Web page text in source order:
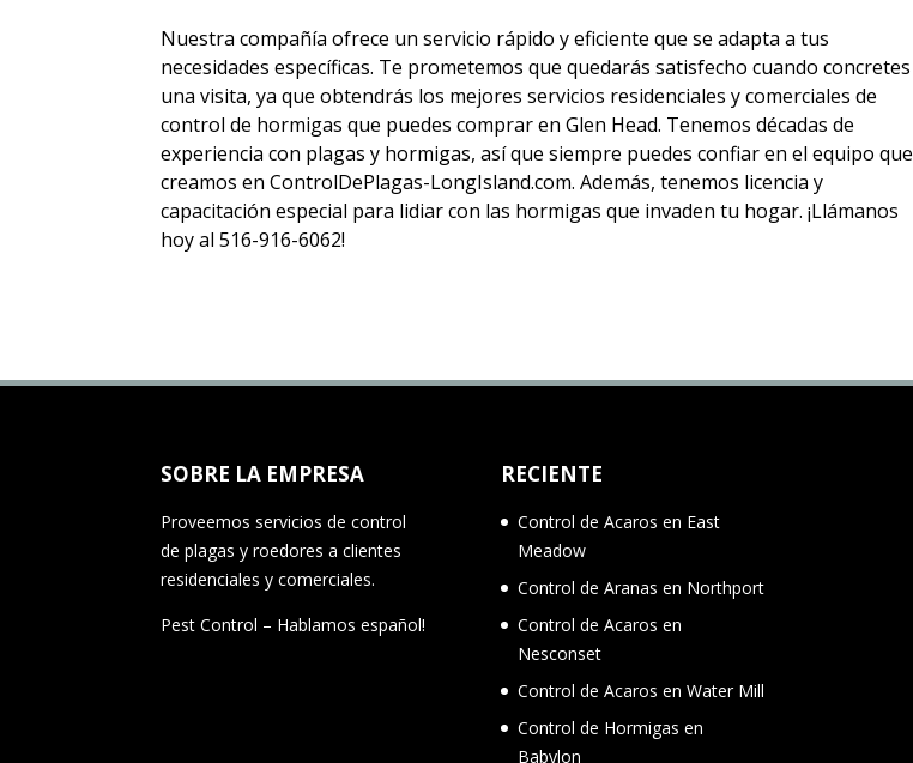
Nuestra compañía ofrece un servicio rápido y eficiente que se adapta a tus
necesidades específicas. Te prometemos que quedarás satisfecho cuando concretes
una visita, ya que obtendrás los mejoresservicios residenciales y comerciales de
control de hormigas que puedes comprar en Glen Head. Tenemos décadas de
experiencia con plagas y hormigas, así que siempre puedesconfiar en el equipo que
creamos en ControlDePlagas-LongIsland.com. Además, tenemos licencia y
capacitación especial para lidiar con las hormigas que invaden tu hogar. ¡Llámanos
hoy al 516-916-6062!
SOBRE LA EMPRESA
Proveemos servicios de control
de plagas y roedores a clientes
residenciales y comerciales.
Pest Control – Hablamos español!
RECIENTE
Control de Acaros en East
Meadow
Control de Aranas en Northport
Control de Acaros en
Nesconset
Control de Acaros en Water Mill
Control de Hormigas en
Babylon